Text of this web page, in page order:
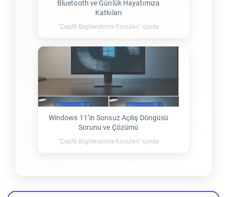
Bluetooth ve Günlük Hayatımıza
Katkıları
"Çeşitli Bilgilendirme Konuları" içinde
Windows 11’in Sonsuz Açılış Döngüsü
Sorunu ve Çözümü
"Çeşitli Bilgilendirme Konuları" içinde